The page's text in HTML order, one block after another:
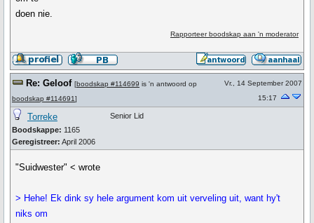
doen nie.
Rapporteer boodskap aan 'n moderator
Re: Geloof [boodskap #114699 is 'n antwoord op
boodskap #114691]
Vr., 14 September 2007
15:17
Torreke
Boodskappe: 1165
Geregistreer: April 2006
Senior Lid
"Suidwester" < wrote
> Hehe! Ek dink sy hele argument kom uit verveling uit, want hy't
niks om